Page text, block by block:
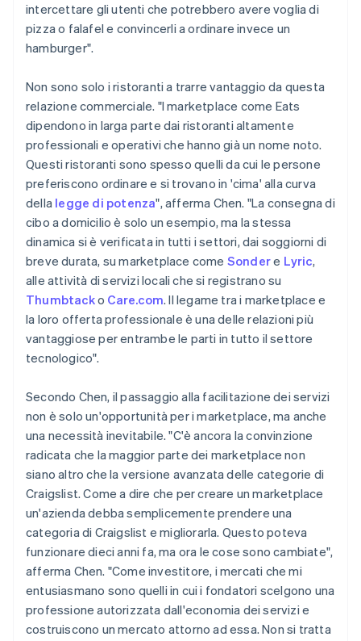
intercettare gli utenti che potrebbero avere voglia di
pizza o falafel e convincerli a ordinare invece un
hamburger".
Non sono solo i ristoranti a trarre vantaggio da questa
relazione commerciale. "I marketplace come Eats
dipendono in larga parte dai ristoranti altamente
professionali e operativi che hanno già un nome noto.
Questi ristoranti sono spesso quelli da cui le persone
preferiscono ordinare e si trovano in 'cima' alla curva
della legge di potenza", afferma Chen. "La consegna di
cibo a domicilio è solo un esempio, ma la stessa
dinamica si è verificata in tutti i settori, dai soggiorni di
breve durata, su marketplace come Sondere Lyric,
alle attività di servizi locali che si registrano su
Thumbtacko Care.com. Il legame tra i marketplace e
la loro offerta professionale è una delle relazioni più
vantaggiose per entrambe le parti in tutto il settore
tecnologico".
Secondo Chen, il passaggio alla facilitazione dei servizi
non è solo un'opportunità per i marketplace, ma anche
una necessità inevitabile. "C'è ancora la convinzione
radicata che la maggior parte dei marketplace non
siano altro che la versione avanzata delle categorie di
Craigslist. Come a dire che per creare un marketplace
un'azienda debba semplicemente prendere una
categoria di Craigslist e migliorarla. Questo poteva
funzionare dieci anni fa, ma ora le cose sono cambiate",
afferma Chen. "Come investitore, i mercati che mi
entusiasmano sono quelli in cui i fondatori scelgono una
professione autorizzata dall'economia dei servizi e
costruiscono un mercato attorno ad essa. Non si tratta